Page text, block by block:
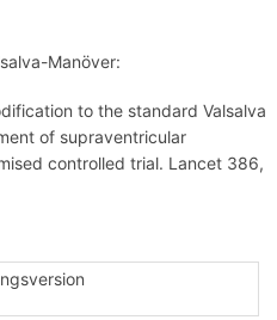
Manöver:
to the standard Valsalva
of supraventricular
controlled trial. Lancet 386,